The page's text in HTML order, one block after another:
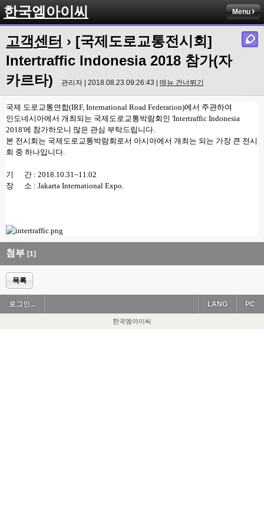
한국엠아이씨 Menu
고객센터 › [국제도로교통전시회]
Intertraffic Indonesia 2018 참가(자
카르타)
관리자 | 2018.08.23 09:26:43 | 메뉴 건너뛰기
국제 도로교통연합(IRF, International Road Federation)에서 주관하여
인도네시아에서 개최되는 국제도로교통박람회인 'Intertraffic Indonesia
2018'에 참가하오니 많은 관심 부탁드립니다.
본 전시회는 국제도로교통박람회로서 아시아에서 개최는 되는 가장 큰 전시
회 중 하나입니다.
기 간 : 2018.10.31~11.02
장 소 : Jakarta International Expo.
첨부 [1]
목록
로그인... PC
LANG
한국엠아이씨